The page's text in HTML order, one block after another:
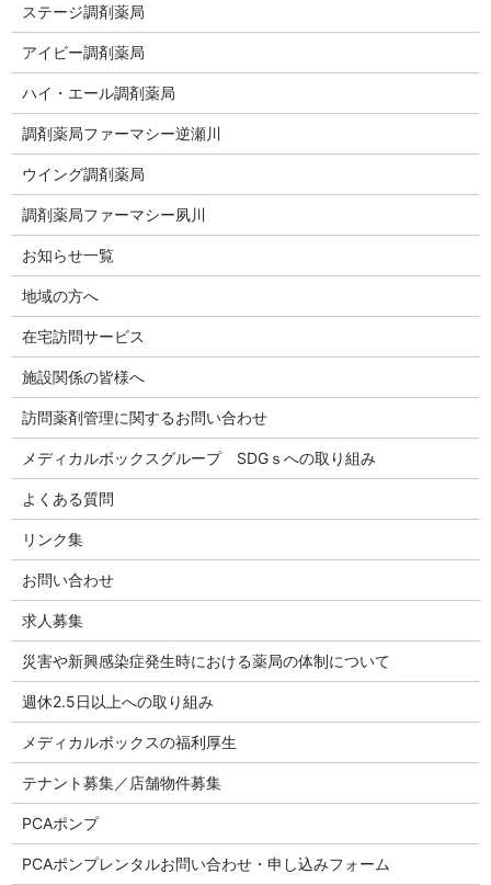
ステージ調剤薬局
アイビー調剤薬局
ハイ・エール調剤薬局
調剤薬局ファーマシー逆瀬川
ウイング調剤薬局
調剤薬局ファーマシー夙川
お知らせ一覧
地域の方へ
在宅訪問サービス
施設関係の皆様へ
訪問薬剤管理に関するお問い合わせ
メディカルボックスグループ SDGｓへの取り組み
よくある質問
リンク集
お問い合わせ
求人募集
災害や新興感染症発生時における薬局の体制について
週休2.5日以上への取り組み
メディカルボックスの福利厚生
テナント募集／店舗物件募集
PCAポンプ
PCAポンプレンタルお問い合わせ・申し込みフォーム